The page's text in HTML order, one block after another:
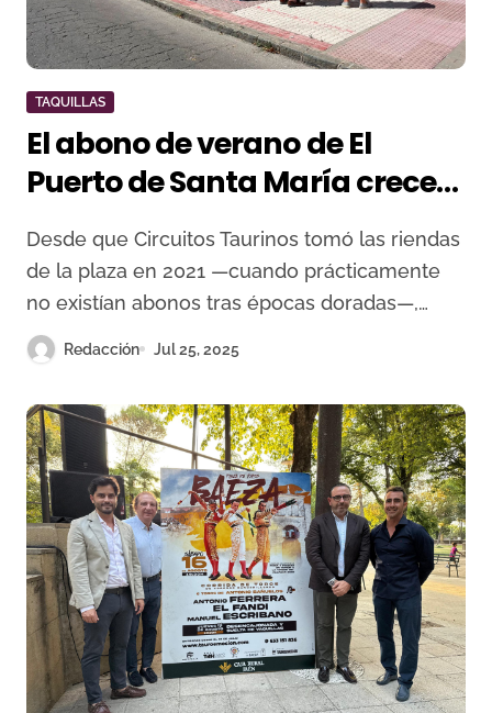
TAQUILLAS
El abono de verano de El
Puerto de Santa María crece
un 50% respecto a 2024
Desde que Circuitos Taurinos tomó las riendas
de la plaza en 2021 —cuando prácticamente
no existían abonos tras épocas doradas—,…
Redacción Jul 25, 2025